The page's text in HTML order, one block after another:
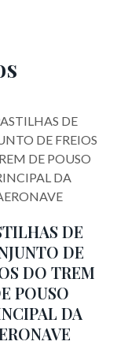
DE
DE
DO TREM
POUSO
DA